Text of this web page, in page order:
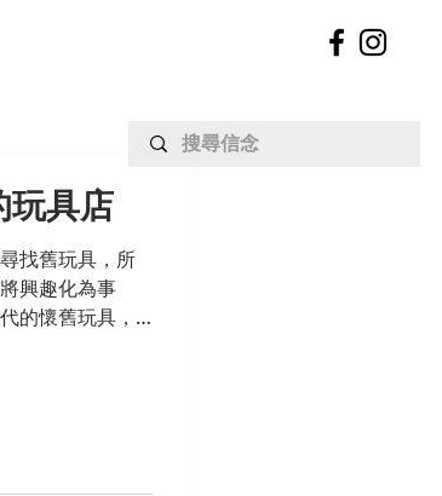
玩具店
找舊玩具，所
興趣化為事
的懷舊玩具，